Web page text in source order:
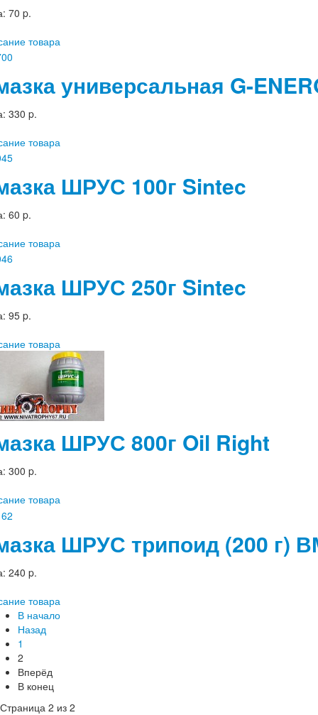
70 p.
товара
универсальная G-
330 p.
товара
ШРУС 100г Sintec
60 p.
товара
ШРУС 250г Sintec
95 p.
товара
ШРУС 800г Oil Right
300 p.
товара
ШРУС трипоид (200 г)
240 p.
товара
В начало
Назад
1
2
Вперёд
В конец
Страница 2 из 2